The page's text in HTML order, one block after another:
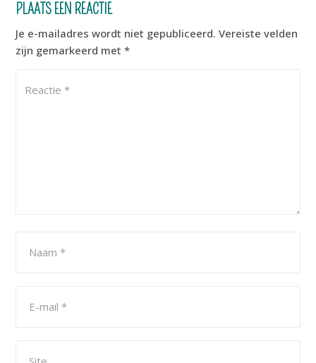
PLAATS EEN REACTIE
Je e-mailadres wordt niet gepubliceerd. Vereiste velden
zijn gemarkeerd met*